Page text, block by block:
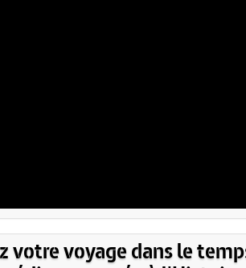
votre voyage dans le